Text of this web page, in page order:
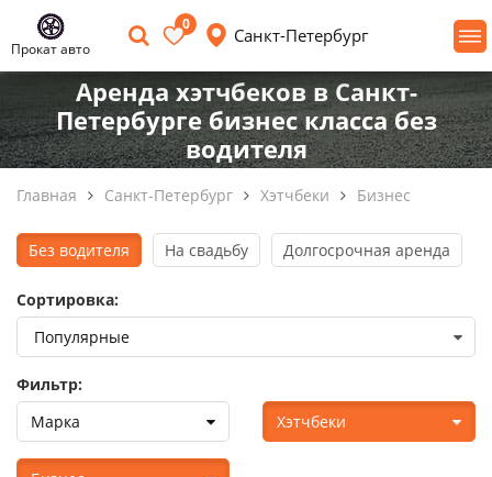
Прокат авто
0
Санкт-Петербург
Аренда хэтчбеков в Санкт-
Петербурге бизнес класса без
водителя
Главная Санкт-Петербург Хэтчбеки Бизнес
Без водителя На свадьбу Долгосрочная аренда
Сортировка:
Фильтр:
Марка
Хэтчбеки